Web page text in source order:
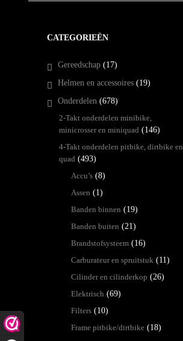
CATEGORIEËN
Gereedschap (17)
Helmen en accessoires (19)
Onderdelen (678)
2-Takt onderdelen minibike,
minicrosser en miniquad (146)
4-Takt onderdelen pitbike, dirtbike en
quad (493)
Accu’s (8)
Assen (1)
Banden binnen (19)
Banden buiten (21)
Brandstofsysteem (16)
Carburateur en spruitstuk (11)
Cilinder en cilinderkop (26)
Elektrisch (69)
Filters (10)
Frame pitbike/dirtbike (18)